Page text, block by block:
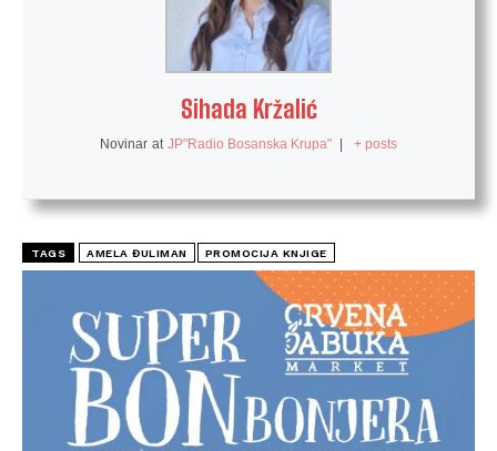
Sihada Kržalić
Novinar at JP"Radio Bosanska Krupa" + posts
TAGS AMELA ĐULIMAN PROMOCIJA KNJIGE